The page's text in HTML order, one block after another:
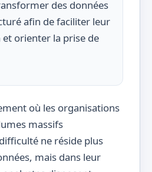
des données
afin de faciliter leur
orienter la prise de
où les organisations
massifs
ne réside plus
mais dans leur